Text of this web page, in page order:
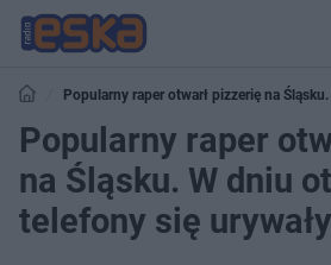
Popularny raper otwarł pizzerię na
urywały
Popularny raper
na Śląsku. W dniu
telefony się urywały